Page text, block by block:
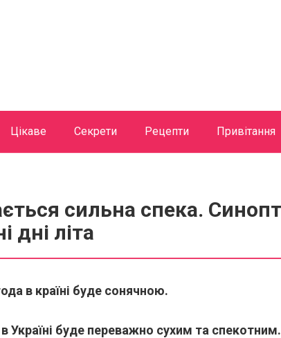
Цікаве Секрети Рецепти Привітання
сильна спека.
дні літа
в країні буде сонячною.
Україні буде переважно сухим та спекотним.